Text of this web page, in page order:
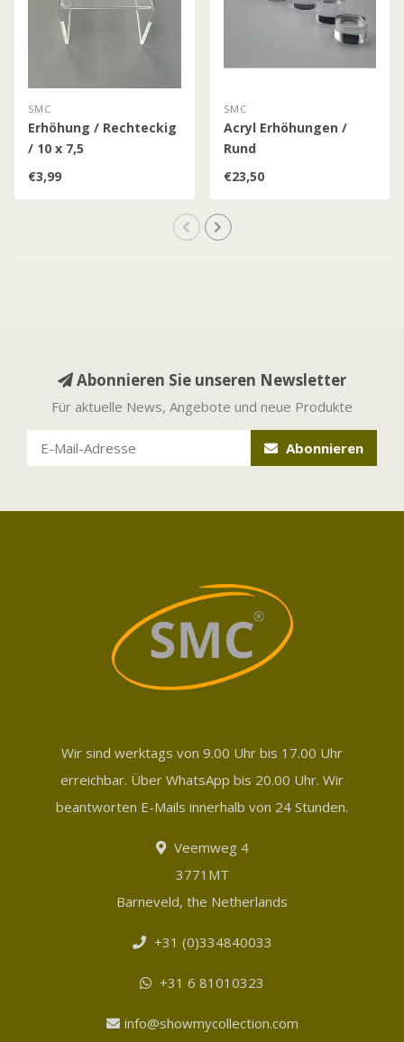
SMC
Erhöhung / Rechteckig
/ 10 x 7,5
€3,99
SMC
Acryl Erhöhungen /
Rund
€23,50
Abonnieren Sie unseren Newsletter
Für aktuelle News, Angebote und neue Produkte
Abonnieren
Wir sind werktags von 9.00 Uhr bis 17.00 Uhr
erreichbar. Über WhatsApp bis 20.00 Uhr. Wir
beantworten E-Mails innerhalb von 24 Stunden.
Veemweg 4
3771MT
Barneveld, the Netherlands
+31 (0)334840033
+31 6 81010323
info@showmycollection.com